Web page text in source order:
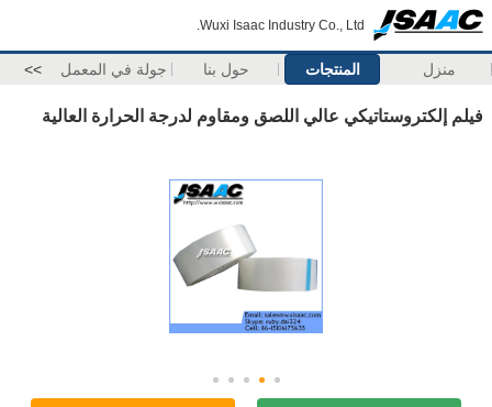
Wuxi Isaac Industry Co., Ltd.
منزل المنتجات حول بنا جولة في المعمل >>
فيلم إلكتروستاتيكي عالي اللصق ومقاوم لدرجة الحرارة العالية